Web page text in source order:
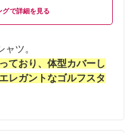
グ
ツ。
ており、体型カバーし
レガントなゴルフスタ